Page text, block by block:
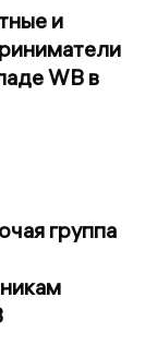
и
WB в
группа